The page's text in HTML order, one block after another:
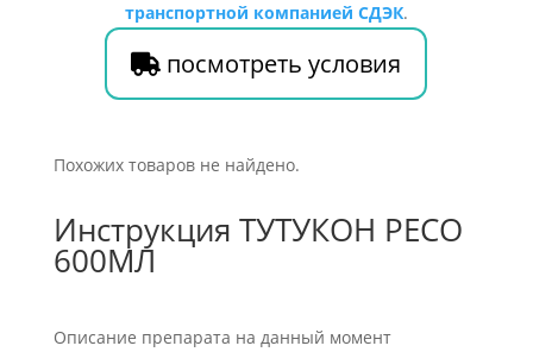
транспортной компанией СДЭК.
посмотреть условия
Похожих товаров не найдено.
Инструкция ТУТУКОН РЕСО
600МЛ
Описание препарата на данный момент